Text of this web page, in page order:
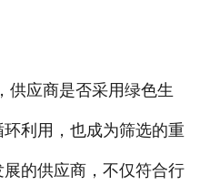
应商是否采用绿色生
利用，也成为筛选的重
的供应商，不仅符合行